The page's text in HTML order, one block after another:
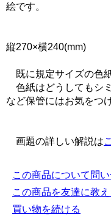
絵です。
縦270×横240(mm)
既に規定サイズの色
色紙はどうしてもシ
など保管にはお気をつ
画題の詳しい解説は
この商品について問
この商品を友達に教え
買い物を続ける